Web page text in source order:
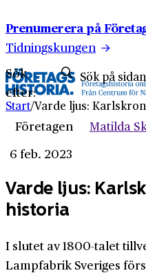
Prenumerera på
Tidningskungen
Sök
efter:
Start/Varde ljus:
Företagen
Matilda
6 feb. 2023
Varde ljus:
historia
I slutet av 1800-talet
Lampfabrik Sveriges